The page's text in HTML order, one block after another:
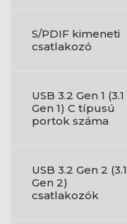
S/PDIF kimeneti
csatlakozó
USB 3.2 Gen 1 (3.1
Gen 1) C típusú
portok száma
USB 3.2 Gen 2 (3.1
Gen 2)
csatlakozók